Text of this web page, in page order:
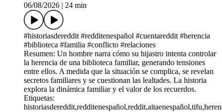
06/08/2026
24 min
#historiasdereddit #redditenespañol #cuentareddit #herencia
#biblioteca #familia #conflicto #relaciones
Resumen: Un hombre narra cómo su hijastro intenta controlar
la herencia de una biblioteca familiar, generando tensiones
entre ellos. A medida que la situación se complica, se revelan
secretos familiares y se cuestionan las lealtades. La historia
explora la dinámica familiar y el valor de los recuerdos.
Etiquetas: